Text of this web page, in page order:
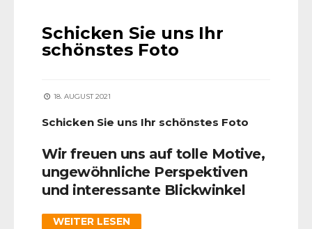
Schicken Sie uns Ihr
schönstes Foto
18. AUGUST 2021
Schicken Sie uns Ihr schönstes Foto
Wir freuen uns auf tolle Motive,
ungewöhnliche Perspektiven
und interessante Blickwinkel
WEITER LESEN